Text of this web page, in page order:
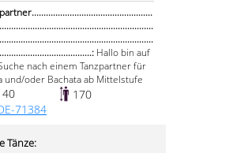
Hallo bin auf
nach einem Tanzpartner für
und/oder Bachata ab Mittelstufe
40
170
71384
Tänze: